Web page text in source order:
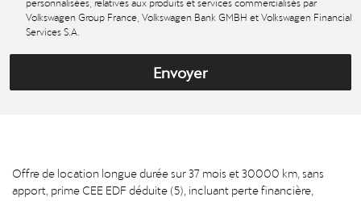
Volkswagen Group France, Volkswagen Bank GMBH et Volkswagen Financial
Services S.A.
Envoyer
Offre de location longue durée sur 37 mois et 30000 km, sans
apport, prime CEE EDF déduite (5), incluant perte financière,